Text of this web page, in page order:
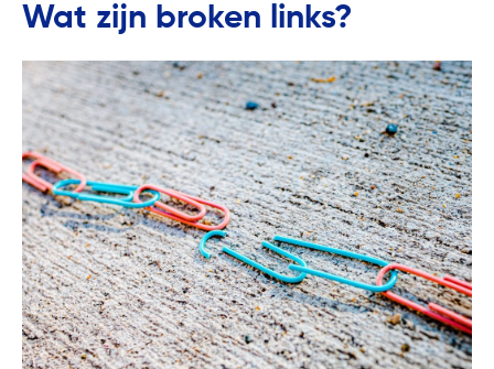
Wat zijn broken links?